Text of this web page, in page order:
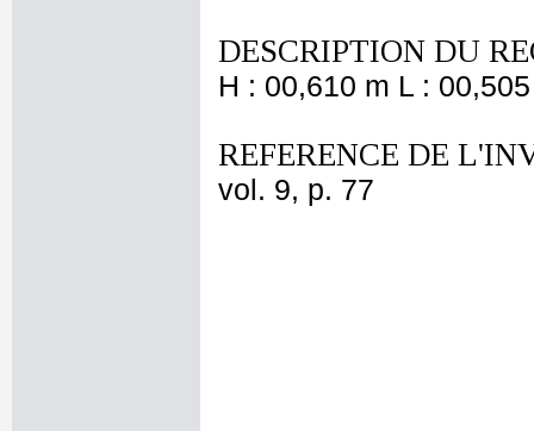
DESCRIPTION DU
H : 00,610 m L :
REFERENCE DE
vol. 9, p. 77